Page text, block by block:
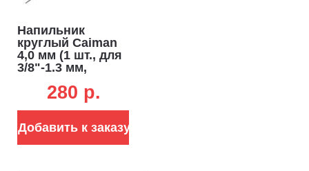
Напильник
круглый Caiman
4,0 мм (1 шт., для
3/8"-1.3 мм,
280 p.
Добавить к заказу